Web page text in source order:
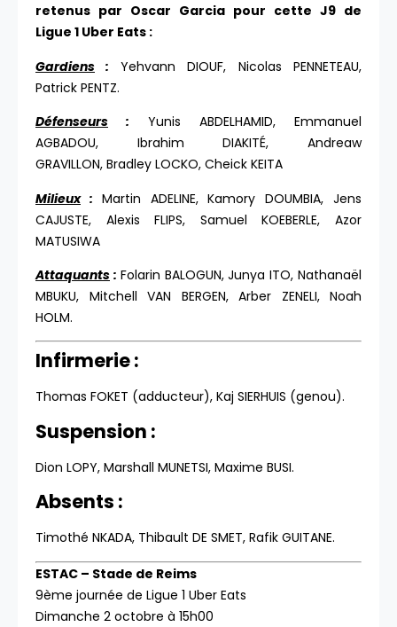
retenus par Oscar Garcia pour cette J9 de
Ligue 1 Uber Eats :
Gardiens : Yehvann DIOUF, Nicolas PENNETEAU,
Patrick PENTZ.
Défenseurs : Yunis ABDELHAMID, Emmanuel
AGBADOU, Ibrahim DIAKITÉ, Andreaw
GRAVILLON, Bradley LOCKO, Cheick KEITA
Milieux: Martin ADELINE, Kamory DOUMBIA, Jens
CAJUSTE, Alexis FLIPS, Samuel KOEBERLE, Azor
MATUSIWA
Attaquants : Folarin BALOGUN, Junya ITO, Nathanaël
MBUKU, Mitchell VAN BERGEN, Arber ZENELI, Noah
HOLM.
Infirmerie :
Thomas FOKET (adducteur), Kaj SIERHUIS (genou).
Suspension :
Dion LOPY, Marshall MUNETSI, Maxime BUSI.
Absents :
Timothé NKADA, Thibault DE SMET, Rafik GUITANE.
ESTAC – Stade de Reims
9ème journée de Ligue 1 Uber Eats
Dimanche 2 octobre à 15h00